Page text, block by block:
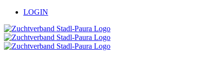
Zum
springen
facebook
youtubeLOGIN